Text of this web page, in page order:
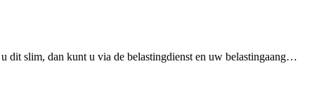
slim, dan kunt u via de belastingdienst en uw belastingaang…